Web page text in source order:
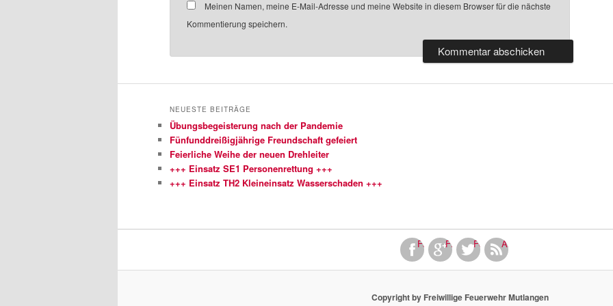
Meinen Namen, meine E-Mail-Adresse und meine Website in diesem Browser für die nächste
Kommentierung speichern.
NEUESTE BEITRÄGE
Übungsbegeisterung nach der Pandemie
Fünfunddreißigjährige Freundschaft gefeiert
Feierliche Weihe der neuen Drehleiter
+++ Einsatz SE1 Personenrettung +++
+++ Einsatz TH2 Kleineinsatz Wasserschaden +++
FacebookFinde uns bei Google+
Folge uns bei Twitter!
Abonniere unseren RSS
Copyright by Freiwillige Feuerwehr Mutlangen